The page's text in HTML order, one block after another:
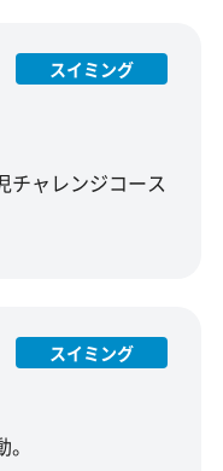
スイミング
チャレンジコース
スイミング